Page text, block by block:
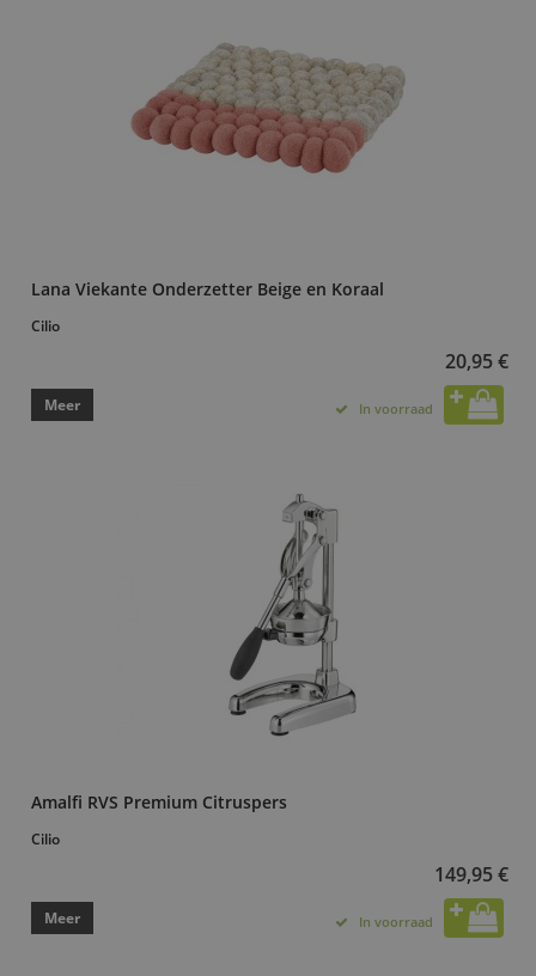
Lana Viekante Onderzetter Beige en Koraal
Cilio
20,95 €
Meer In voorraad
Amalfi RVS Premium Citruspers
Cilio
149,95 €
Meer In voorraad